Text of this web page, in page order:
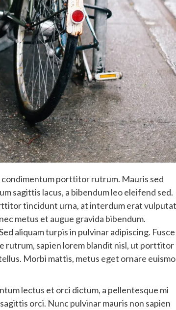
condimentum porttitor rutrum. Mauris sed
sagittis lacus, a bibendum leo eleifend sed.
tincidunt urna, at interdum erat
metus et augue gravida bibendum.
aliquam turpis in pulvinar adipiscing. Fusce
rutrum, sapien lorem blandit nisl, ut porttitor
Morbi mattis, metus eget ornare
lectus et orci dictum, a pellentesque mi
orci. Nunc pulvinar mauris non sapien